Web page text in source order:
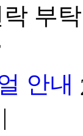
부
안내
|